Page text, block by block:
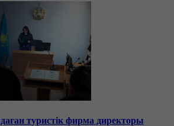
туристік фирма директоры